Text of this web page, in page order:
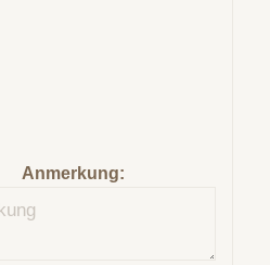
Anmerkung: